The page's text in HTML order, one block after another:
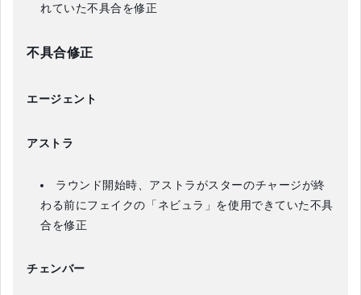
れていた不具合を修正
不具合修正
エージェント
アストラ
ラウンド開始時、アストラがスターのチャージが終
わる前にフェイクの「ネビュラ」を使用できていた不具
合を修正
チェンバー